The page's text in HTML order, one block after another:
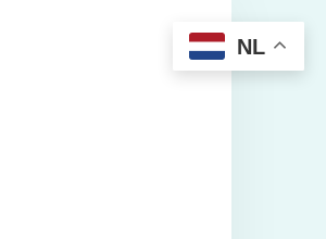
NL